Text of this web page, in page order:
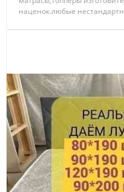
наценок.любые